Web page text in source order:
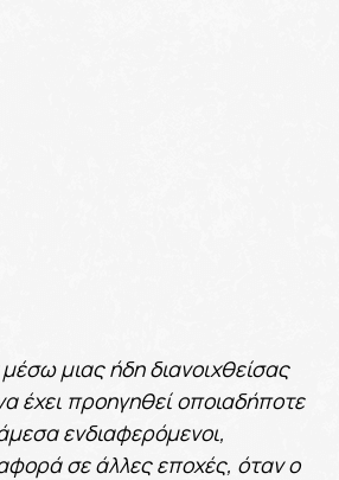
μιας ήδη διανοιχθείσας
έχει προηγηθεί οποιαδήποτε
ενδιαφερόμενοι,
σε άλλες εποχές, όταν ο